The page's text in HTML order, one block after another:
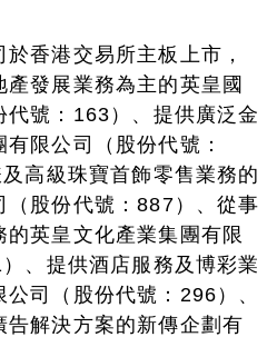
香港交易所主板上市，
發展業務為主的英皇國
代號：163）、提供廣泛金
限公司（股份代號：
高級珠寶首飾零售業務的
（股份代號：887）、從事
英皇文化產業集團有限
、提供酒店服務及博彩業
司（股份代號：296）、
解決方案的新傳企劃有